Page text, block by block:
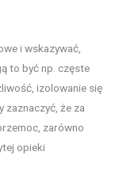
i wskazywać,
to być np. częste
izolowanie się
zaznaczyć, że za
zarówno
opieki